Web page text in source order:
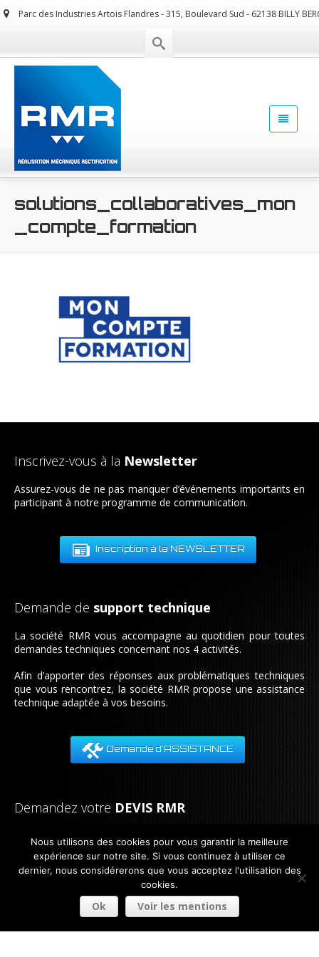
Parc des Industries Artois Flandres - 315, Boulevard Sud - 62138 BILLY
solutions_collaboratives_mon
_compte_formation
Inscrivez-vous à la Newsletter
Assurez-vous de ne pas manquer d’événements importants en
participant à notre programme de communication.
Inscription à la NEWSLETTER
Demande de support technique
La société RMR vous accompagne au quotidien pour toutes
demandes techniques concernant nos 4 activités.
Afin d’apporter des réponses aux problématiques techniques
que vous rencontrez, la société RMR propose une assistance
technique adaptée à vos besoins.
Demande d'ASSISTANCE
Demandez votre DEVIS RMR
Notre équipe est à votre disposition pour tout renseignement.
Nous nous engageons à vous répondre dans les plus brefs
délais.
33 (0) 3 21 08 83 00
Fax:
33 (0) 3 21 08 83 01
Demande de DEVIS
Nous utilisons des cookies pour vous garantir la meilleure
expérience sur notre site. Si vous continuez à utiliser ce
dernier, nous considérerons que vous acceptez l'utilisation des
cookies.
Ok Voir les mentions